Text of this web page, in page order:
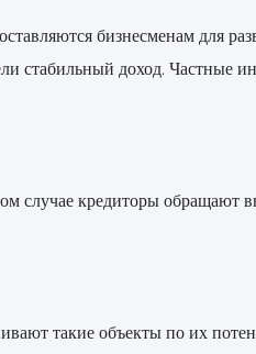
бизнесменам для
стабильный доход. Частные
случае кредиторы обращают
такие объекты по их